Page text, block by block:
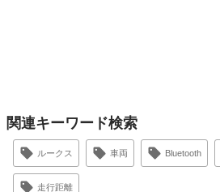
関連キーワード検索
ルークス 車両 Bluetooth
走行距離